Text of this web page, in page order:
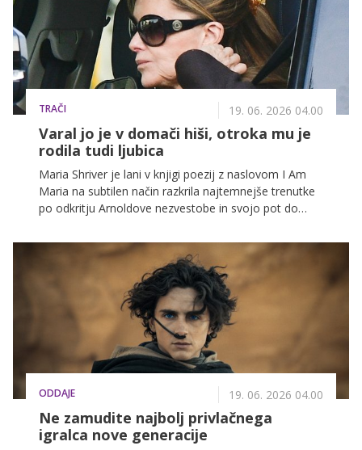
TRAČI 19. 06. 2026 04.00
Varal jo je v domači hiši, otroka mu je
rodila tudi ljubica
Maria Shriver je lani v knjigi poezij z naslovom I Am
Maria na subtilen način razkrila najtemnejše trenutke
po odkritju Arnoldove nezvestobe in svojo pot do
ODDAJE 19. 06. 2026 04.00
Ne zamudite najbolj privlačnega
igralca nove generacije